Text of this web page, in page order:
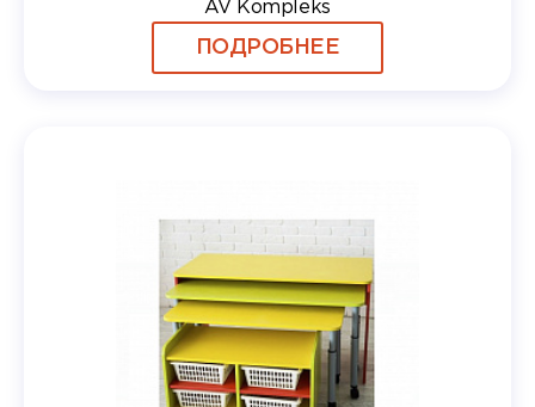
AV Kompleks
ПОДРОБНЕЕ